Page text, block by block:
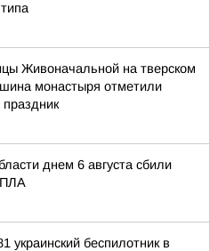
Живоначальной на тверском
монастыря отметили
днем 6 августа сбили
украинский беспилотник в